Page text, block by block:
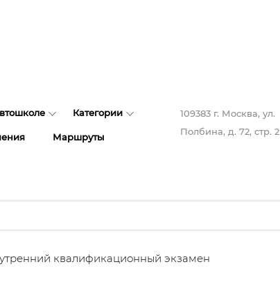
Категории
Маршруты
109383 г. Москва, ул.
Полбина, д. 72, стр. 2
квалификационный экзамен